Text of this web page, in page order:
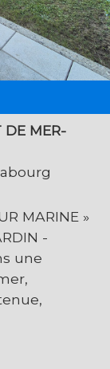
DE MER-
MARINE »
-
une